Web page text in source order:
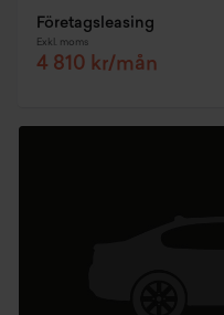
Företagsleasing
Exkl. moms
4 810 kr/mån